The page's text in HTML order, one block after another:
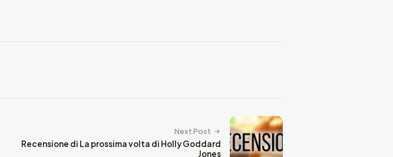
Next Post
Recensione di La prossima volta di Holly Goddard
Jones